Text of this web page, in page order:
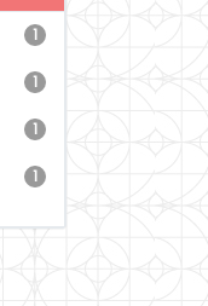
1
1
1
1